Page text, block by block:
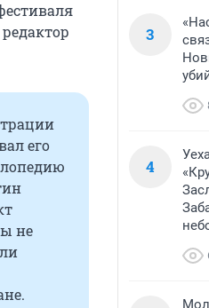
его
не
3
4